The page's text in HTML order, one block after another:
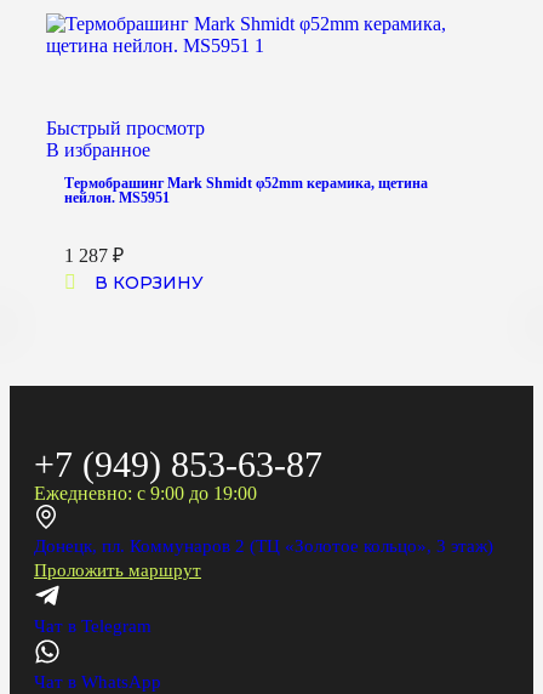
Быстрый просмотр
В избранное
Термобрашинг Mark Shmidt φ52mm керамика, щетина
нейлон. MS5951
1 287 ₽
В КОРЗИНУ
+7 (949) 853-63-87
Ежедневно: с 9:00 до 19:00
Донецк, пл. Коммунаров 2 (ТЦ «Золотое кольцо», 3 этаж)
Проложить маршрут
Чат в Telegram
Чат в WhatsApp